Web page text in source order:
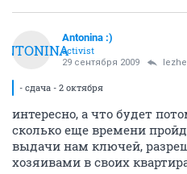
Antonina :)
activist
29 сентября 2009
- сдача - 2 октября
интересно, а что будет
сколько еще времени
выдачи нам ключей,
хозяивами в своих